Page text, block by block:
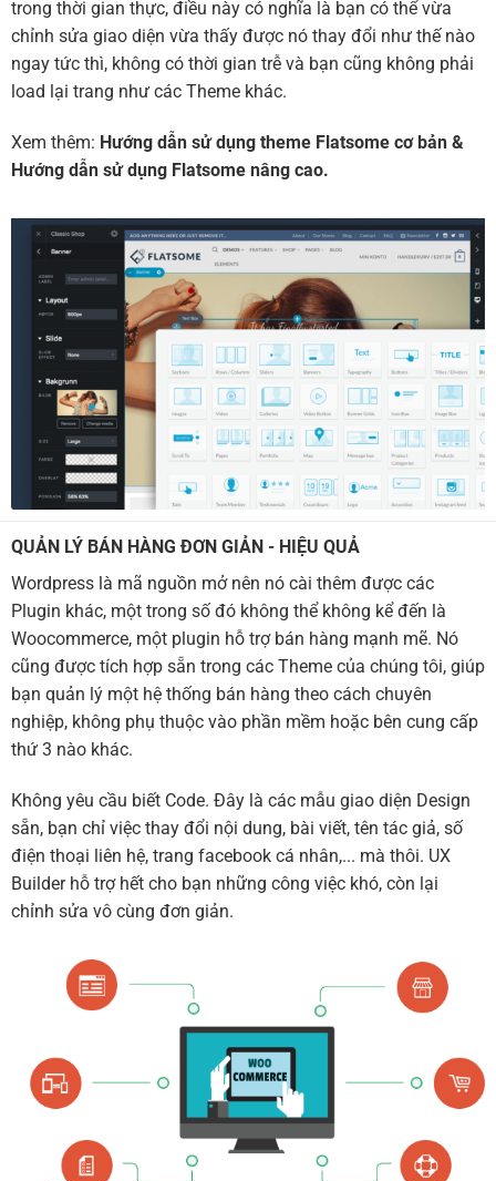
trong thời gian thực, điều này có nghĩa là bạn có thể vừa
chỉnh sửa giao diện vừa thấy được nó thay đổi như thế nào
ngay tức thì, không có thời gian trễ và bạn cũng không phải
load lại trang như các Theme khác.
Xem thêm: Hướng dẫn sử dụng theme Flatsome cơ bản &
Hướng dẫn sử dụng Flatsome nâng cao.
QUẢN LÝ BÁN HÀNG ĐƠN GIẢN - HIỆU QUẢ
Wordpress là mã nguồn mở nên nó cài thêm được các
Plugin khác, một trong số đó không thể không kể đến là
Woocommerce, một plugin hỗ trợ bán hàng mạnh mẽ. Nó
cũng được tích hợp sẵn trong các Theme của chúng tôi, giúp
bạn quản lý một hệ thống bán hàng theo cách chuyên
nghiệp, không phụ thuộc vào phần mềm hoặc bên cung cấp
thứ 3 nào khác.
Không yêu cầu biết Code. Đây là các mẫu giao diện Design
sẵn, bạn chỉ việc thay đổi nội dung, bài viết, tên tác giả, số
điện thoại liên hệ, trang facebook cá nhân,... mà thôi. UX
Builder hỗ trợ hết cho bạn những công việc khó, còn lại
chỉnh sửa vô cùng đơn giản.